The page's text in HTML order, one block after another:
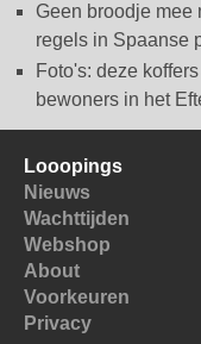
Geen broodje mee
regels in Spaanse
Foto's: deze
bewoners in het
Looopings
Nieuws
Wachttijden
Webshop
About
Voorkeuren
Privacy